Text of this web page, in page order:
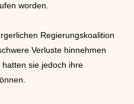
worden.
Regierungskoalition
Verluste hinnehmen
sie jedoch ihre